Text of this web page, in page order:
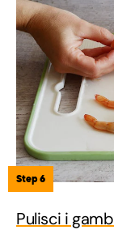
Step 6
Pulisci i